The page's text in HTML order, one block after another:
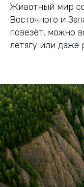
Животный мир
Восточного и
повезёт, можно
летягу или